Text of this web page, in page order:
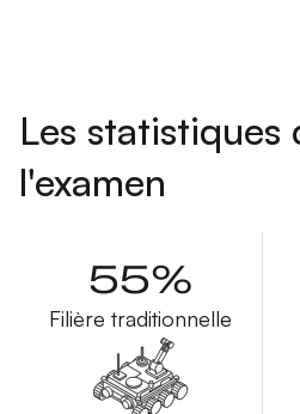
Les statistiques
l'examen
55%
Filière traditionnelle